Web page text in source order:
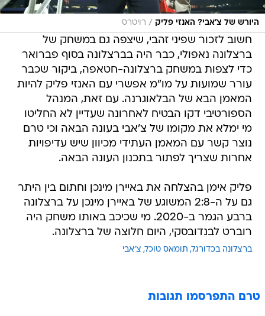
היורש של צ'אבי? האנזי פליק / רויטרס
חשוב לזכור שפיני זהבי, שיצפה גם במשחק של
ברצלונה נאפולי, כבר היה בברצלונה בסוף פברואר
כדי לצפות במשחק ברצלונה-חטאפה, ביקור שכבר
עורר שמועות על מו"מ אפשרי עם האנזי פליק להיות
המאמן הבא של הבלאוגרנה. עם זאת, המנהל
הספורטיבי דקו הבטיח לאחרונה שעדיין לא החליטו
מי ימלא את מקומו של צ'אבי בעונה הבאה וכי טרם
נוצר קשר עם המאמן העתידי מכיוון שיש עדיפויות
אחרות שצריך לפתור בתכנון העונה הבאה.
פליק אימן בהצלחה את באיירן מינכן וחתום בין היתר
גם על ה-2:8 המשוגע של באיירן מינכן על ברצלונה
ברבע הגמר ב-2020. מי שכיכב באותו משחק היה
רוברט לבנדובסקי, היום חלוצה של ברצלונה.
ברצלונה בכדורגל תומאס טוכל צ'אבי
טרם התפרסמו תגובות